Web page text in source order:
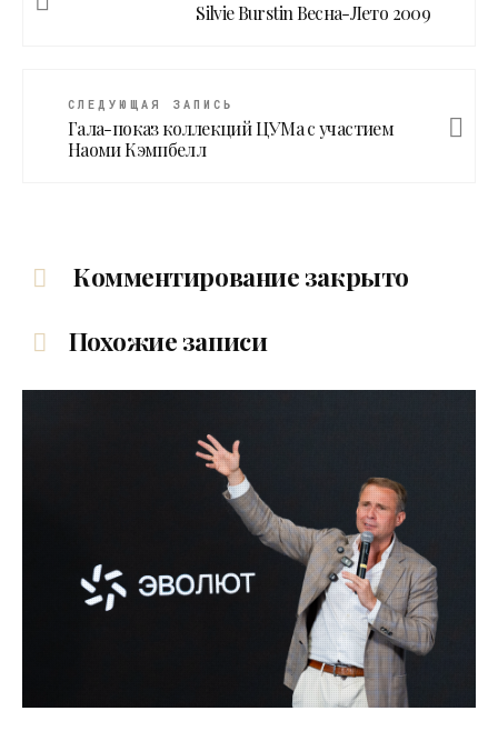
Silvie Burstin Весна-Лето 2009
СЛЕДУЮЩАЯ ЗАПИСЬ
Гала-показ коллекций ЦУМа с участием
Наоми Кэмпбелл
Комментирование закрыто
Похожие записи